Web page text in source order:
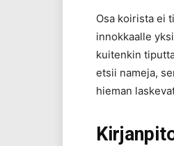
Osa koirista ei
innokkaalle
kuitenkin
etsii nameja,
hieman